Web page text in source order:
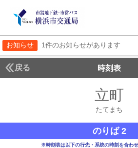
お知らせ 1件のお知らせがあります
戻る 時刻表
立町
たてまち
のりば 2
※時刻表は以下の行先・系統の時刻を合わ